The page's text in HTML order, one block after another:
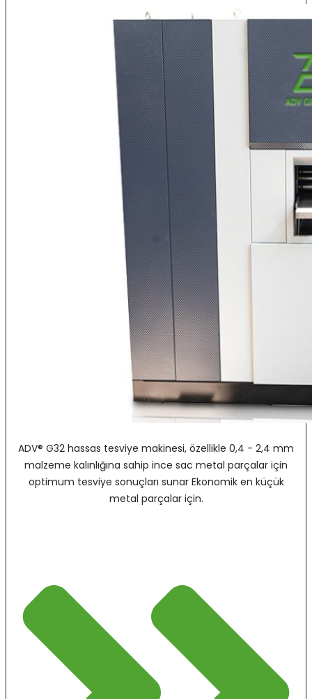
ADV® G32 hassas tesviye makinesi, özellikle 0,4 - 2,4 mm
malzeme kalınlığına sahip ince sac metal parçalar için
optimum tesviye sonuçları sunar Ekonomik en küçük
metal parçalar için.